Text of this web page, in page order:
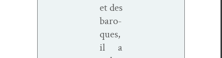
et des
baro­
ques,
il a